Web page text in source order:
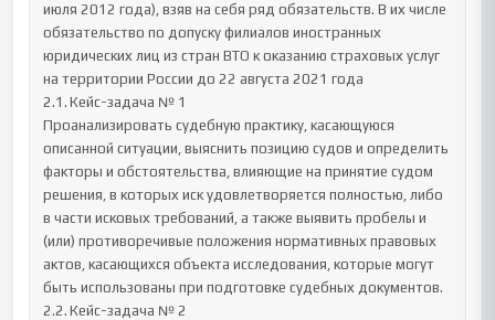
июля 2012 года), взяв на себя ряд обязательств. В их числе
обязательство по допуску филиалов иностранных
юридических лиц из стран ВТО к оказанию страховых услуг
на территории России до 22 августа 2021 года
2.1.	Кейс-задача № 1
Проанализировать судебную практику, касающуюся
описанной ситуации, выяснить позицию судов и определить
факторы и обстоятельства, влияющие на принятие судом
решения, в которых иск удовлетворяется полностью, либо
в части исковых требований, а также выявить пробелы и
(или) противоречивые положения нормативных правовых
актов, касающихся объекта исследования, которые могут
быть использованы при подготовке судебных документов.
2.2.	Кейс-задача № 2